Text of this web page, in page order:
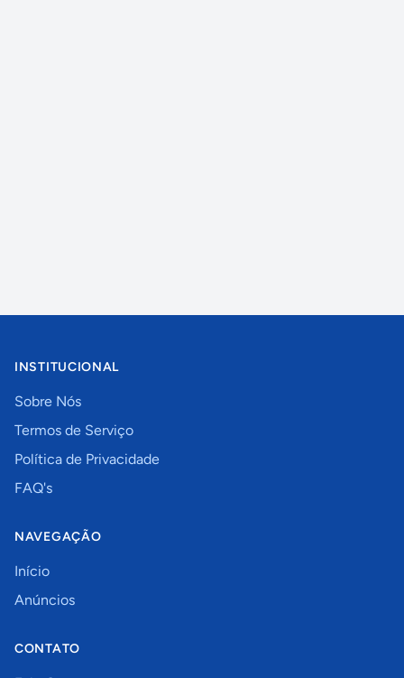
INSTITUCIONAL
Sobre Nós
Termos de Serviço
Política de Privacidade
FAQ's
NAVEGAÇÃO
Início
Anúncios
CONTATO